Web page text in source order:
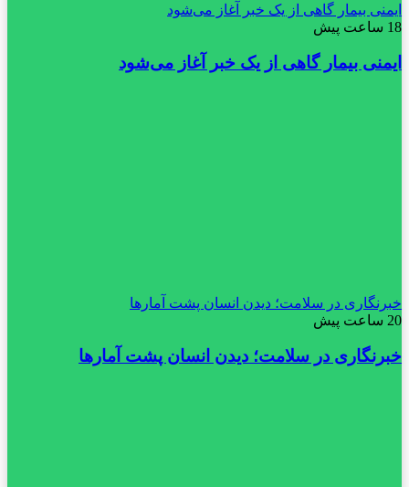
ایمنی بیمار گاهی از یک خبر آغاز می‌شود
18 ساعت پیش
ایمنی بیمار گاهی از یک خبر آغاز می‌شود
خبرنگاری در سلامت؛ دیدن انسان پشت آمارها
20 ساعت پیش
خبرنگاری در سلامت؛ دیدن انسان پشت آمارها